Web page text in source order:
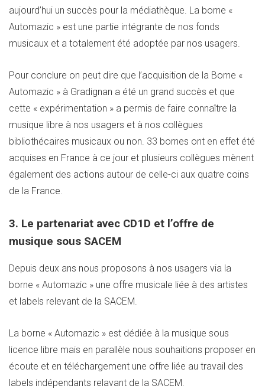
aujourd’hui un succès pour la médiathèque. La borne «
Automazic » est une partie intégrante de nos fonds
musicaux et a totalement été adoptée par nos usagers.
Pour conclure on peut dire que l’acquisition de la Borne «
Automazic » à Gradignan a été un grand succès et que
cette « expérimentation » a permis de faire connaître la
musique libre à nos usagers et à nos collègues
bibliothécaires musicaux ou non. 33 bornes ont en effet été
acquises en France à ce jour et plusieurs collègues mènent
également des actions autour de celle-ci aux quatre coins
de la France.
3. Le partenariat avec CD1D et l’offre de
musique sous SACEM
Depuis deux ans nous proposons à nos usagers via la
borne « Automazic » une offre musicale liée à des artistes
et labels relevant de la SACEM.
La borne « Automazic » est dédiée à la musique sous
licence libre mais en parallèle nous souhaitions proposer en
écoute et en téléchargement une offre liée au travail des
labels indépendants relavant de la SACEM.